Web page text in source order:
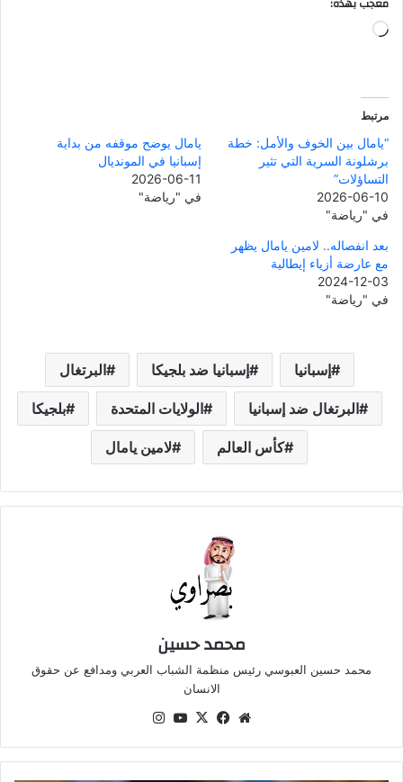
جاري
مرتبط
“يامال بين الخوف والأمل: خطة
برشلونة السرية التي تثير
التساؤلات”
2026-06-10
في "رياضة"
يامال يوضح موقفه من بداية
إسبانيا في المونديال
2026-06-11
في "رياضة"
بعد انفصاله.. لامين يامال يظهر
مع عارضة أزياء إيطالية
2024-12-03
في "رياضة"
إسبانيا إسبانيا ضد بلجيكا البرتغال
البرتغال ضد إسبانيا الولايات المتحدة بلجيكا
كأس العالم لامين يامال
محمد حسين
محمد حسين العبوسي رئيس منظمة الشباب العربي ومدافع عن حقوق
الانسان
موقعفيسبوك
‫X
‫YouTube